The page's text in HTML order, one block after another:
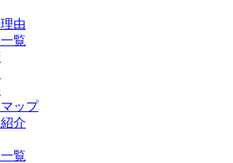
由
覧
ップ
介
覧